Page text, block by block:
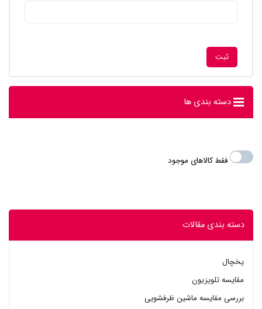
دسته بندی ها
فقط کالاهای موجود
دسته بندی مقالات
یخچال
مقایسه تلویزیون
بررسی مقایسه ماشین ظرفشویی